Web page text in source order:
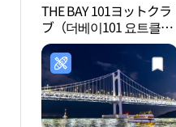
THE BAY 101ヨットクラ
ブ（더베이101 요트클
럽）